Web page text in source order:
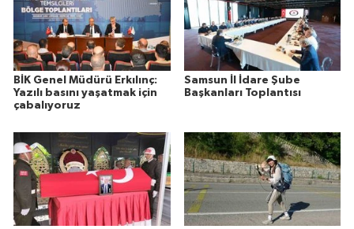
BİK Genel Müdürü Erkılınç:
Yazılı basını yaşatmak için
çabalıyoruz
Samsun İl İdare Şube
Başkanları Toplantısı